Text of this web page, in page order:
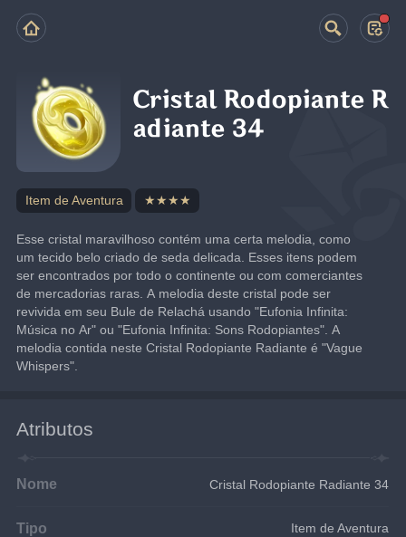
Cristal Rodopiante R
adiante 34
Item de Aventura ★★★★
Esse cristal maravilhoso contém uma certa melodia, como
um tecido belo criado de seda delicada. Esses itens podem
ser encontrados por todo o continente ou com comerciantes
de mercadorias raras. A melodia deste cristal pode ser
revivida em seu Bule de Relachá usando "Eufonia Infinita:
Música no Ar" ou "Eufonia Infinita: Sons Rodopiantes". A
melodia contida neste Cristal Rodopiante Radiante é "Vague
Whispers".
Atributos
Nome Cristal Rodopiante Radiante 34
Tipo Item de Aventura